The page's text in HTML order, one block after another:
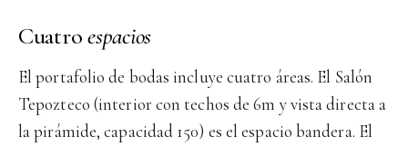
Cuatroespacios
El portafolio de bodas incluye cuatro áreas. El Salón
Tepozteco (interior con techos de 6m y vista directa a
la pirámide, capacidad 150) es el espacio bandera. El